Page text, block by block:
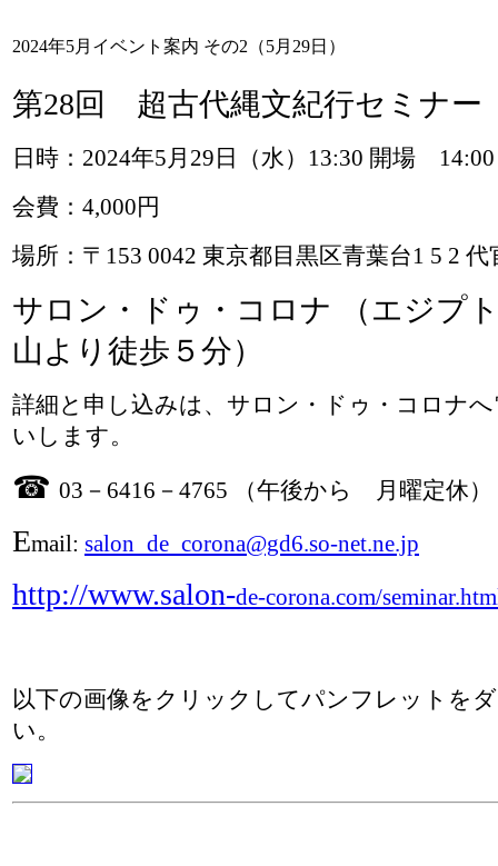
2024年5月イベント案内 その2（5月29日）
第28回 超古代縄文紀行セミナー
日時：2024年5月29日（水）13:30 開場
会費：4,000円
場所： 〒153 0042 東京都目黒区青葉台1 5 2
サロン・ドゥ・コロナ （エジプ
山より徒歩５分）
詳細と申し込みは、サロン・ドゥ・コロナ
いします。
☎ 03－6416－4765 （午後から 月曜定休）
Email: salon_de_corona@gd6.so-net.ne.jp
http://www.salon-de-corona.com/
以下の画像をクリックしてパンフレットを
い。